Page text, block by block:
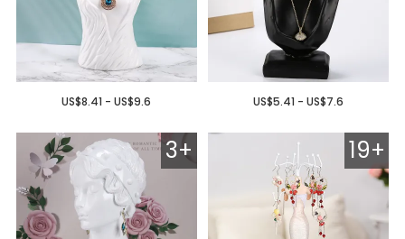
US$8.41 - US$9.6 US$5.41 - US$7.6
3+ 19+